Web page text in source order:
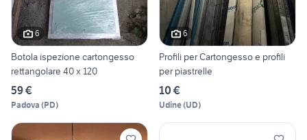
6
Botola ispezione cartongesso
rettangolare 40 x 120
59 €
Padova (PD)
6
Profili per Cartongesso e profili
per piastrelle
10 €
Udine(UD)